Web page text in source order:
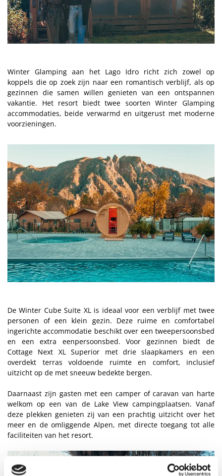
Winter Glamping aan het Lago Idro richt zich zowel op
koppels die op zoek zijn naar een romantisch verblijf, als op
gezinnen die samen willen genieten van een ontspannen
vakantie. Het resort biedt twee soorten Winter Glamping
accommodaties, beide verwarmd en uitgerust met moderne
voorzieningen.
De Winter Cube Suite XL is ideaal voor een verblijf met twee
personen of een klein gezin. Deze ruime en comfortabel
ingerichte accommodatie beschikt over een tweepersoonsbed
en een extra eenpersoonsbed. Voor gezinnen biedt de
Cottage Next XL Superior met drie slaapkamers en een
overdekt terras voldoende ruimte en comfort, inclusief
uitzicht op de met sneeuw bedekte bergen.
Daarnaast zijn gasten met een camper of caravan van harte
welkom op een van de Lake View campingplaatsen. Vanaf
deze plekken genieten zij van een prachtig uitzicht over het
meer en de omliggende Alpen, met directe toegang tot alle
faciliteiten van het resort.